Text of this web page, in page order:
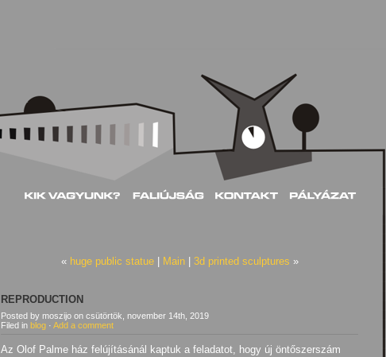
« huge public statue| Main| 3d printed sculptures »
REPRODUCTION
Posted by moszijo on csütörtök, november 14th, 2019
Filed in blog · Add a comment
Az Olof Palme ház felújításánál kaptuk a feladatot, hogy új öntőszerszám